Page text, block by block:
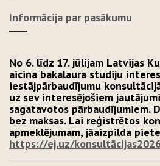
Informācija par pasākumu
No 6. līdz 17. jūlijam Latvijas
aicina bakalaura studiju
iestājpārbaudījumu
uz sev interesējošiem
sagatavotos pārbaudījumiem.
bez maksas. Lai reģistrētos
apmeklējumam, jāaizpilda
https://ej.uz/